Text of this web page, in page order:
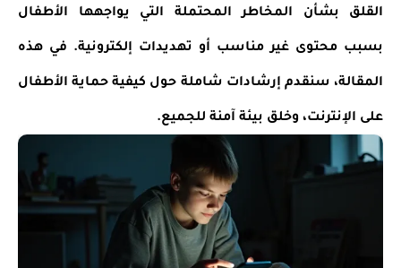
القلق بشأن المخاطر المحتملة التي يواجهها الأطفال
بسبب محتوى غير مناسب أو تهديدات إلكترونية. في هذه
المقالة، سنقدم إرشادات شاملة حول كيفية حماية الأطفال
على الإنترنت، وخلق بيئة آمنة للجميع.